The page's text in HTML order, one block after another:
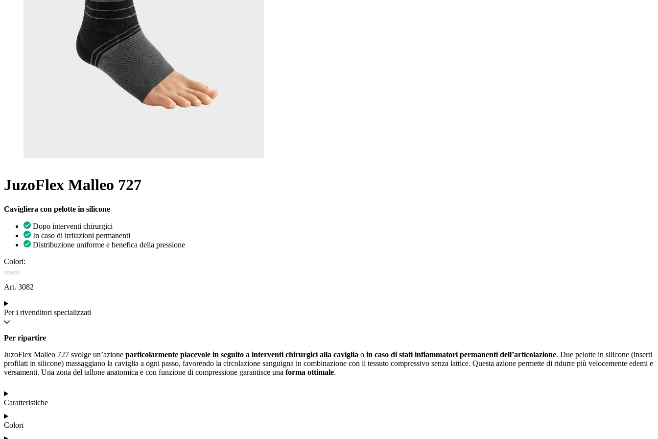
JuzoFlex Malleo 727
Cavigliera con pelotte in silicone
Dopo interventi chirurgici
In caso di irritazioni permanenti
Distribuzione uniforme e benefica della pressione
Colori:
Art. 3082
Per i rivenditori specializzati
Per ripartire
JuzoFlex Malleo 727 svolge un’azione particolarmente piacevole in seguito a interventi chirurgici alla caviglia o in caso di stati infiammatori permanenti dell’articolazione. Due pelotte in silicone (inserti
profilati in silicone) massaggiano la caviglia a ogni passo, favorendo la circolazione sanguigna in combinazione con il tessuto compressivo senza lattice. Questa azione permette di ridurre più velocemente edemi e
versamenti. Una zona del tallone anatomica e con funzione di compressione garantisce una forma ottimale.
Caratteristiche
Colori